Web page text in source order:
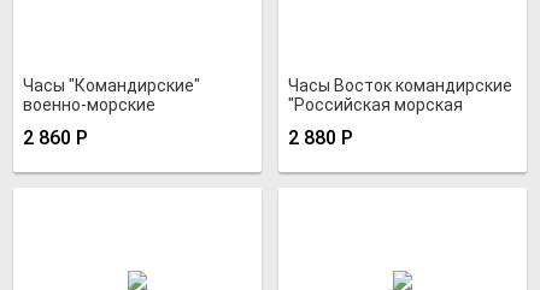
Часы "Командирские"
военно-морские
2 860 Р
Часы Восток командирские
"Российская морская
2 880 Р